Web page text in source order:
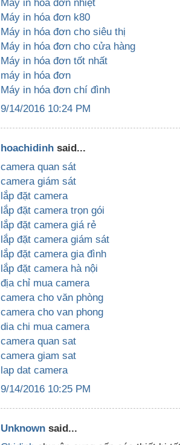
Máy in hóa đơn k80
Máy in hóa đơn cho siêu thị
Máy in hóa đơn cho cửa hàng
Máy in hóa đơn tốt nhất
máy in hóa đơn
Máy in hóa đơn chí đình
9/14/2016 10:24 PM
hoachidinh said...
camera quan sát
camera giám sát
lắp đặt camera
lắp đặt camera trọn gói
lắp đặt camera giá rẻ
lắp đặt camera giám sát
lắp đặt camera gia đình
lắp đặt camera hà nội
địa chỉ mua camera
camera cho văn phòng
camera cho van phong
dia chi mua camera
camera quan sat
camera giam sat
lap dat camera
9/14/2016 10:25 PM
Unknown said...